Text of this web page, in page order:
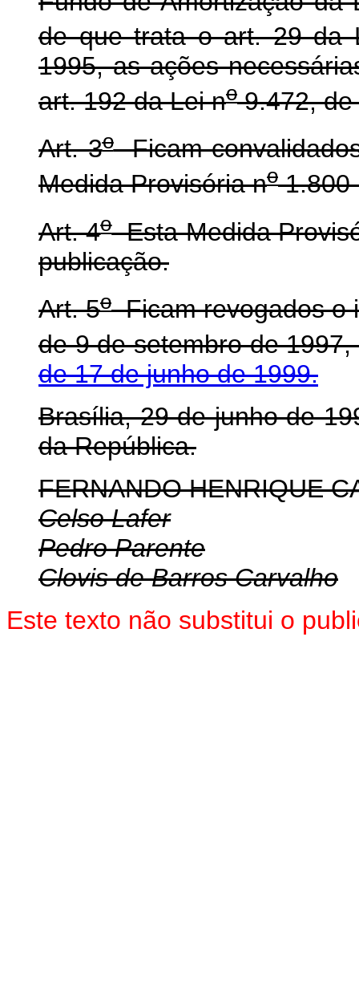
de que trata o art. 29 da
1995, as ações
art. 192 da Lei no9.472, de
Art. 3oFicam
Medida Provisória no
Art. 4oEsta Medida
publicação.
Art. 5oFicam revogados o
de 9 de setembro de
de 17 de junho de 1999.
Brasília, 29 de junho de
da República.
FERNANDO HENRIQUE
Celso Lafer
Pedro Parente
Clovis de Barros Carvalho
Este texto não substitui o